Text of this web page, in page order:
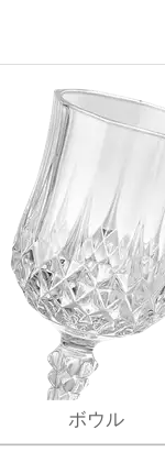
ボウル